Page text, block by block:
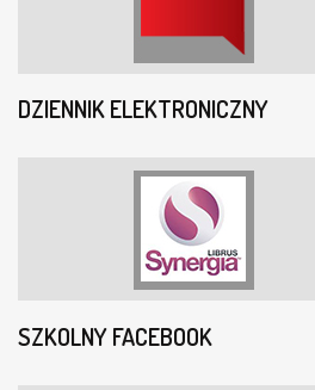
DZIENNIK ELEKTRONICZNY
SZKOLNY FACEBOOK